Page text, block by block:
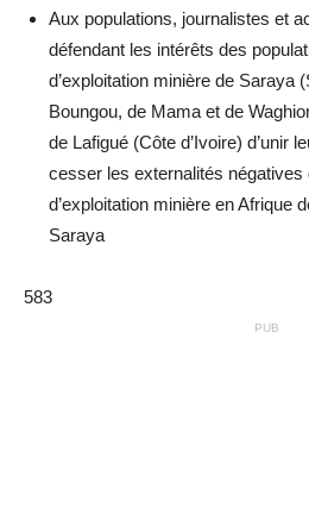
Aux populations, journalistes et
défendant les intérêts des
d’exploitation minière de Saraya
Boungou, de Mama et de
de Lafigué (Côte d’Ivoire) d’unir
cesser les externalités négatives
d’exploitation minière en Afrique
Saraya
583
PUB